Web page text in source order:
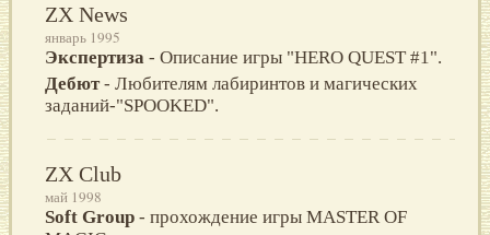
ZX News
январь 1995
Экспертиза - Описание игры "HERO QUEST #1".
Дебют- Любителям лабиринтов и магических
заданий-"SPOOKED".
ZX Club
май 1998
Soft Group - прохождение игры MASTЕR ОF